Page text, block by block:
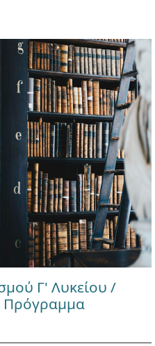
Γ' Λυκείου /
Πρόγραμμα